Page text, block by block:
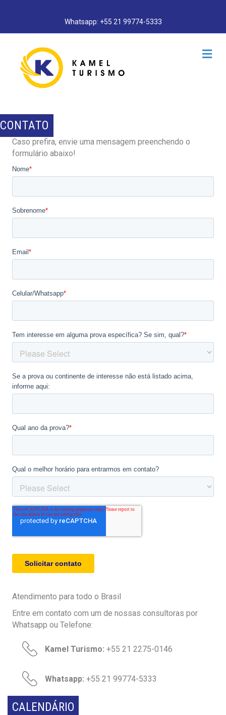
Whatsapp: +55 21 99774-5333
CONTATO
Caso prefira, envie uma mensagem preenchendo o
formulário abaixo!
Atendimento para todo o Brasil
Entre em contato com um de nossas consultoras por
Whatsapp ou Telefone:
Kamel Turismo: +55 21 2275-0146
Whatsapp: +55 21 99774-5333
CALENDÁRIO